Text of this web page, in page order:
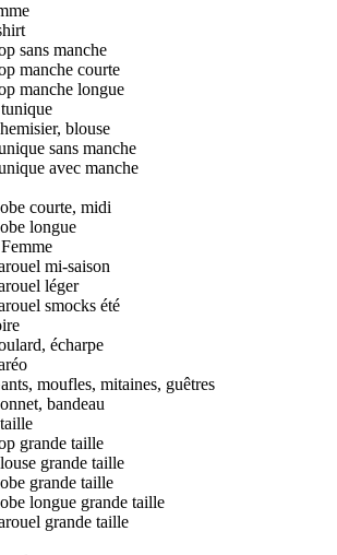
sans manche
manche courte
manche longue
blouse
sans manche
avec manche
courte, midi
longue
mi-saison
léger
smocks été
écharpe
moufles, mitaines, guêtres
bandeau
grande taille
grande taille
grande taille
longue grande taille
grande taille